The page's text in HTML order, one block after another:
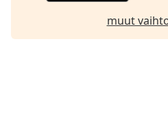
muut